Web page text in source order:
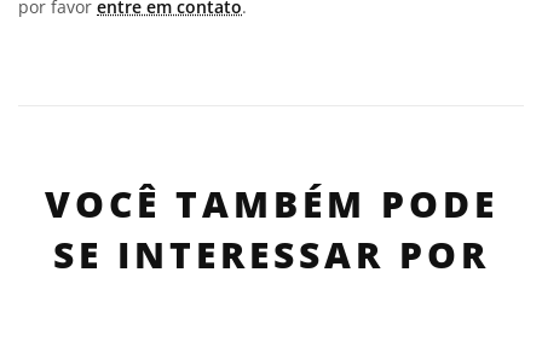
por favor entre em contato.
VOCÊ TAMBÉM PODE
SE INTERESSAR POR